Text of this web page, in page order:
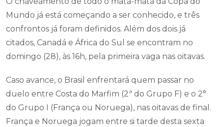
Mundo já está começando a ser conhecido, e três
confrontos já foram definidos. Além dos dois já
citados, Canadá e África do Sul se encontram no
domingo (28), às 16h, pela primeira vaga nas oitavas.
Caso avance, o Brasil enfrentará quem passar no
duelo entre Costa do Marfim (2ª do Grupo F) e o 2°
do Grupo I (França ou Noruega), nas oitavas de final.
França e Noruega jogam entre si tarde desta sexta